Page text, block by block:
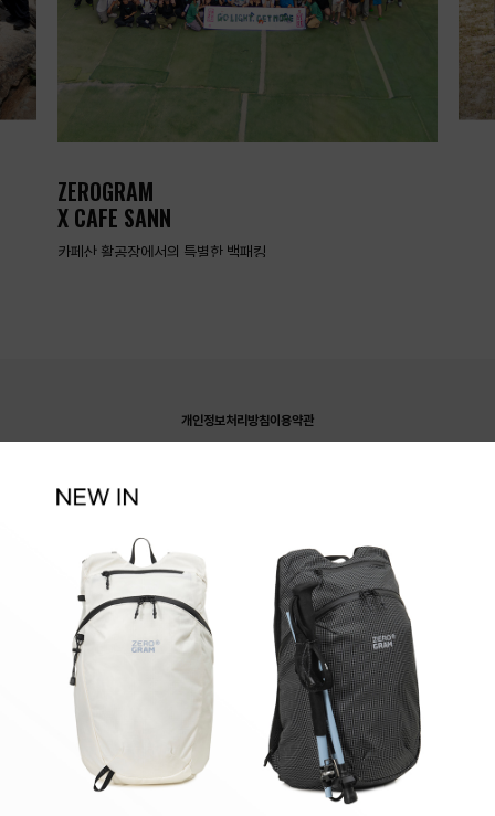
ZEROGRAM
X CAFE SANN
카페산 활공장에서의 특별한 백패킹
개인정보처리방침이용약관
A/S 안내
(주)젠아웃도어 대표이사 : 이상훈/이명구
서울시 강남구 테헤란로20길 9, 동궁빌
딩 7층
Tel : 1644-7805(유료) FAX : 02-2051-9153 E-mail :
zerogram@zerogram.co.kr
통신판매업 신고번호 : 제2021-서울강남-06056
사업자정보 확인
고객센터 1644 - 7805
평일 : 11:00~18:00 점심 : 12:30~13:30
토/일 공휴일 휴무